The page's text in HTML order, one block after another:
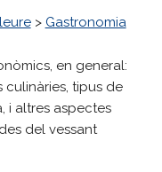
> Gastronomia
en general:
tipus de
i altres aspectes
del vessant